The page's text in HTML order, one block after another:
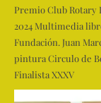
Premio Club Rotary
2024 Multimedia
Fundación. Juan
pintura Circulo de
Finalista XXXV